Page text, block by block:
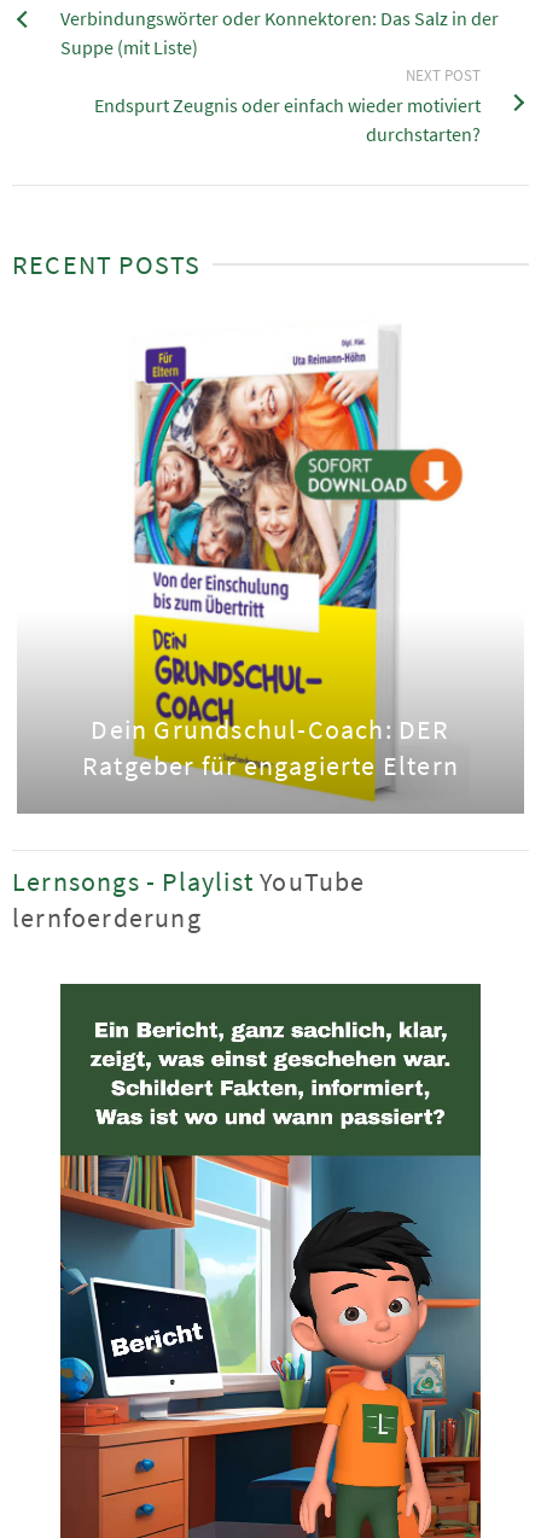
Verbindungswörter oder Konnektoren: Das Salz in der
Suppe (mit Liste)
NEXT POST
Endspurt Zeugnis oder einfach wieder motiviert
durchstarten?
RECENT POSTS
Dein Grundschul-Coach: DER
Ratgeber für engagierte Eltern
Lernsongs - PlaylistYouTube
lernfoerderung